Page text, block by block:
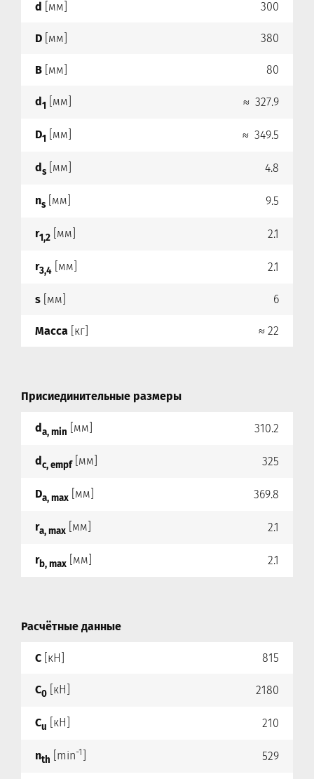
d [мм] 300
D [мм] 380
B [мм] 80
d1 [мм] ≈ 327.9
D1 [мм] ≈ 349.5
ds [мм] 4.8
ns [мм] 9.5
r1,2 [мм] 2.1
r3,4 [мм] 2.1
s [мм] 6
Масса [кг] ≈ 22
Присиединительные размеры
da, min [мм] 310.2
dc, empf[мм] 325
Da, max [мм] 369.8
ra, max [мм] 2.1
rb, max [мм] 2.1
Расчётные данные
C [кН] 815
C0 [кН] 2180
Cu [кН] 210
nth [min-1 529